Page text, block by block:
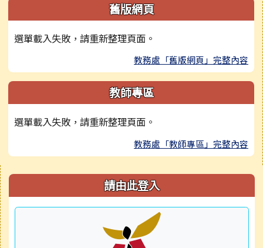
舊版網頁
選單載入失敗，請重新整理頁面。
教務處「舊版網頁」完整內容
教師專區
選單載入失敗，請重新整理頁面。
教務處「教師專區」完整內容
右邊區域內容 請由此登入